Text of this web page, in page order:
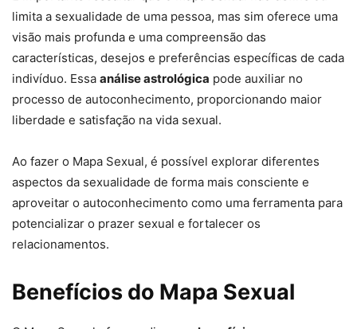
limita a sexualidade de uma pessoa, mas sim oferece uma
visão mais profunda e uma compreensão das
características, desejos e preferências específicas de cada
indivíduo. Essa análise astrológica pode auxiliar no
processo de autoconhecimento, proporcionando maior
liberdade e satisfação na vida sexual.
Ao fazer o Mapa Sexual, é possível explorar diferentes
aspectos da sexualidade de forma mais consciente e
aproveitar o autoconhecimento como uma ferramenta para
potencializar o prazer sexual e fortalecer os
relacionamentos.
Benefícios do Mapa Sexual